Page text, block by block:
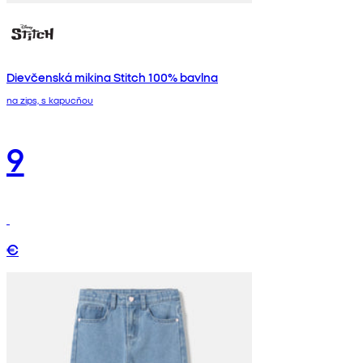
Dievčenská mikina Stitch 100% bavlna
na zips, s kapucňou
9
€